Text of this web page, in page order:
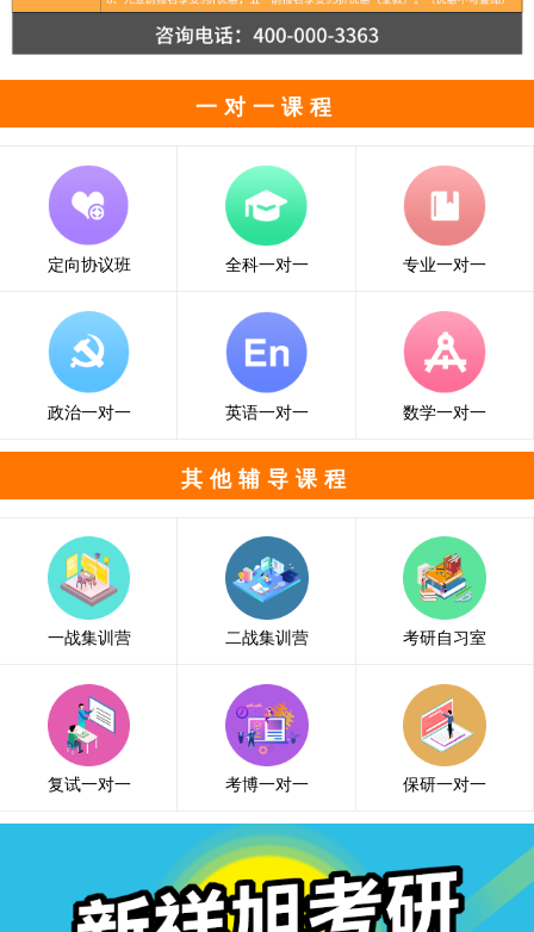
一对一课程
定向协议班 全科一对一 专业一对一
政治一对一 英语一对一 数学一对一
其他辅导课程
一战集训营 二战集训营 考研自习室
复试一对一 考博一对一 保研一对一